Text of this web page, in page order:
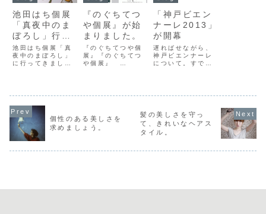
池田はち個展
「真夜中のま
ぼろし」行っ
てきました。
池田はち個展「真
夜中のまぼろし」
に行ってきまし
ぼろし」を観てき
どころは、段ボー
ル作品です。池田
はちさんの絵と段
ボールが合ってい
て、素晴らしい仕
『のぐちてつ
や個展』が始
まりました。
『のぐちてつや個
展』『のぐちてつ
や個展』
展示が始まりまし
作が並んでいま
す。皆さま、ぜ
ひ、お越しになっ
「神戸ビエン
ナーレ2013」
が開幕
遅ればせながら、
神戸ビエンナーレ
について。すでに
ました。メリケン
がやっぱり好きで
すね。そのアート
の世界観に放り込
まれる感覚で、い
個性のある美しさを
求めましょう。
髪の美しさを守っ
て、きれいなヘアス
タイル。